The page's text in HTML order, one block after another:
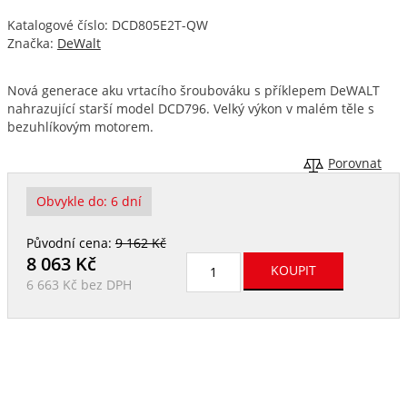
Katalogové číslo: DCD805E2T-QW
Značka: DeWalt
Nová generace aku vrtacího šroubováku s příklepem DeWALT
nahrazující starší model DCD796. Velký výkon v malém těle s
bezuhlíkovým motorem.
Porovnat
Obvykle do: 6 dní
Původní cena:9 162 Kč
8 063Kč
6 663 Kč bez DPH